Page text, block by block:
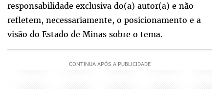
responsabilidade exclusiva do(a) autor(a) e não
refletem, necessariamente, o posicionamento e a
visão do Estado de Minas sobre o tema.